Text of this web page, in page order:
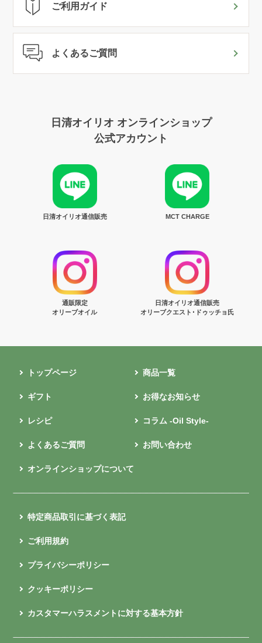
ご利用ガイド
よくあるご質問
日清オイリオ オンラインショップ
公式アカウント
日清オイリオ通信販売 MCT CHARGE
通販限定
オリーブオイル
日清オイリオ通信販売
オリーブクエスト･ドゥッチョ氏
トップページ 商品一覧
ギフト お得なお知らせ
レシピ コラム -Oil Style-
よくあるご質問 お問い合わせ
オンラインショップについて
特定商品取引に基づく表記
ご利用規約
プライバシーポリシー
クッキーポリシー
カスタマーハラスメントに対する基本方針